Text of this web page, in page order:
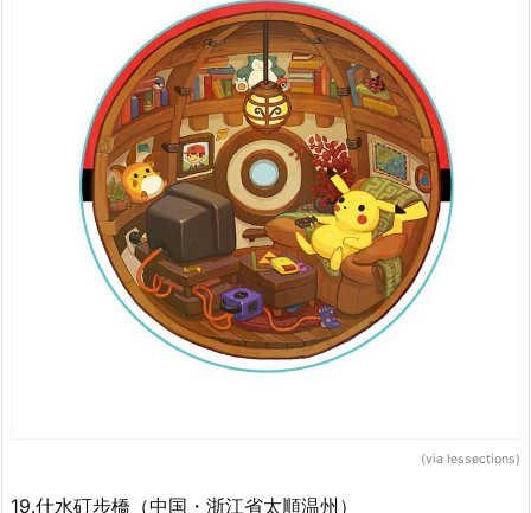
(via lessections)
19.仕水矴步橋（中国・浙江省太順温州）